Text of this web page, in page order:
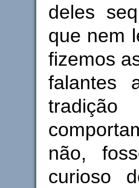
deles
que nem
fizemos
falantes
não,
curioso